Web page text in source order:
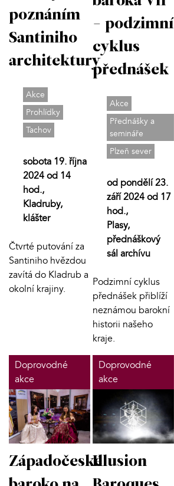
poznáním
Santiniho
architektury
Akce
Prohlídky
Tachov
sobota 19. října
2024 od 14
hod.,
Kladruby,
klášter
Čtvrté putování za
Santiniho hvězdou
zavítá do Kladrub a
okolní krajiny.
- podzimní
cyklus
přednášek
Akce
Přednášky a
semináře
Plzeň sever
od pondělí 23.
září 2024 od 17
hod.,
Plasy,
přednáškový
sál archívu
Podzimní cyklus
přednášek přiblíží
neznámou barokní
historii našeho
kraje.
Doprovodné
akce
Západočeské
Doprovodné
akce
Illusion